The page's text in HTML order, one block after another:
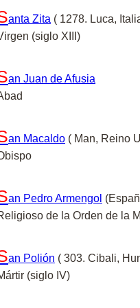
anta Zita ( 1278. Luca,
(siglo XIII)
an Juan de Afusia
an Macaldo ( Man, Reino
an Pedro Armengol
de la Orden de la
an Polión ( 303. Cibali,
(siglo IV)